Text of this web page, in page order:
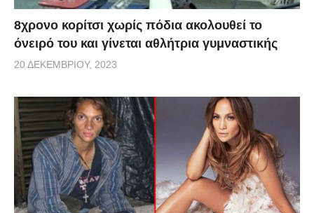
8χρονο κορίτσι χωρίς πόδια ακολουθεί το
όνειρό του και γίνεται αθλήτρια γυμναστικής
20 ΔΕΚΕΜΒΡΊΟΥ, 2023